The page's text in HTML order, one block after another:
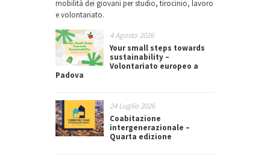
mobilità dei giovani per studio, tirocinio, lavoro
e volontariato.
4 Agosto 2026
Your small steps towards
sustainability –
Volontariato europeo a
Padova
24 Luglio 2026
Coabitazione
intergenerazionale –
Quarta edizione